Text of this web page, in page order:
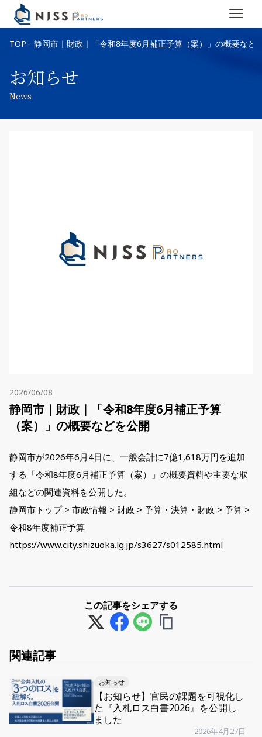
TOP 静岡市｜財政｜「令和8年度6月補正予算（案）」の概要など
お知らせ
News
2026/06/08
静岡市｜財政｜「令和8年度6月補正予算
（案）」の概要などを公開
静岡市が2026年6月4日に、一般会計に7億1,618万円を追加
する「令和8年度6月補正予算（案）」の概要資料や主要な取
組などの関連資料を公開した。
静岡市トップ > 市政情報 > 財政 > 予算・決算・財政 > 予算 >
令和8年度補正予算
https://www.city.shizuoka.lg.jp/s3627/s012585.html
この記事をシェアする
関連記事
お知らせ
【お知らせ】官民の課題を可視化し
た『入札ロス白書2026』を公開し
ました
2026年4月27日